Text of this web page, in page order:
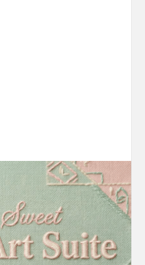
Suite: Create
in one place. We
the OpenArt
your workflow finally
ideas do.